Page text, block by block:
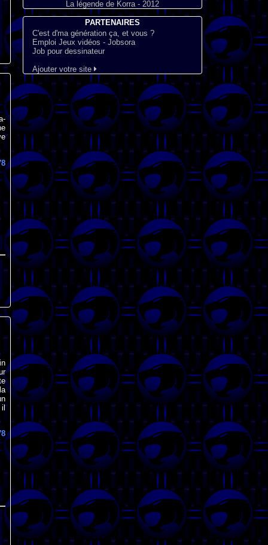
il
La légende de Korra - 2012
PARTENAIRES
C'est d'ma génération ça, et vous ?
Emploi Jeux vidéos - Jobsora
Job pour dessinateur
Ajouter votre site